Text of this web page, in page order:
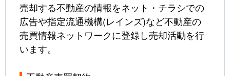
売却する不動産の情報をネット・チラシでの
広告や指定流通機構(レインズ)など不動産の
売買情報ネットワークに登録し売却活動を行
います。